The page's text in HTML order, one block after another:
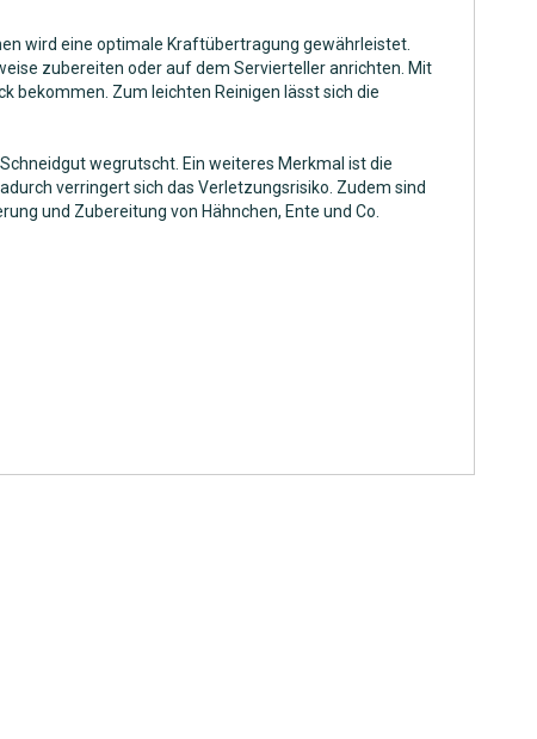
wird eine optimale Kraftübertragung gewährleistet.
zubereiten oder auf dem Servierteller anrichten. Mit
bekommen. Zum leichten Reinigen lässt sich die
wegrutscht. Ein weiteres Merkmal ist die
verringert sich das Verletzungsrisiko. Zudem sind
und Zubereitung von Hähnchen, Ente und Co.